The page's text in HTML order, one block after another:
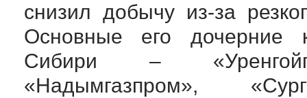
снизил добычу из-за
Основные его дочерние
Сибири –
«Надымгазпром»,